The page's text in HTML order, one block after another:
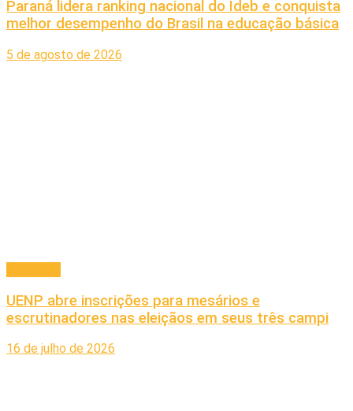
Paraná lidera ranking nacional do Ideb e conquista
melhor desempenho do Brasil na educação básica
5 de agosto de 2026
UENP abre inscrições para mesários e
escrutinadores nas eleiçãos em seus três campi
16 de julho de 2026